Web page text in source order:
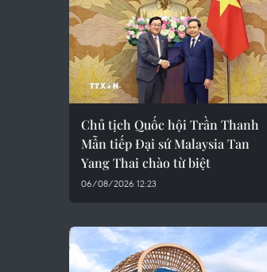
Chủ tịch Quốc hội Trần Thanh
Mẫn tiếp Đại sứ Malaysia Tan
Yang Thai chào từ biệt
06/08/2026 12:23